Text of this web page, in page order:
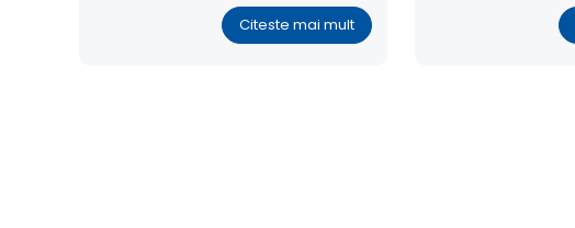
tratamentului specific cu trilostan
(Vetoryl®), mitotan (Lysodren®) sau
Citeste mai mult